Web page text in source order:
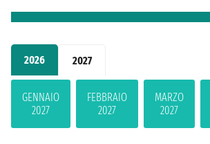
2026 2027
GENNAIO
2027
FEBBRAIO
2027
MARZO
2027